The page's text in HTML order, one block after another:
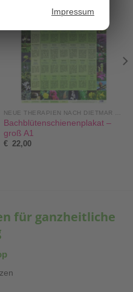
Impressum
Bachblütenschienenplakat –
groß A1
€ 22,00
für ganzheitliche